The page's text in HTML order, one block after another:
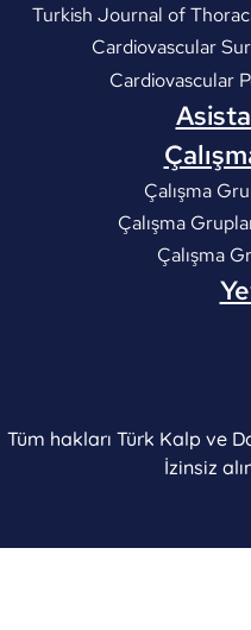
Turkish Journal of
Cardiovascular
Cardiovascular
Çalışma
Çalışma
Çalışma
Tüm hakları Türk Kalp ve
İzinsiz